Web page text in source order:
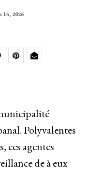
14, 2026
Polyvalentes
ces agentes
de à eux